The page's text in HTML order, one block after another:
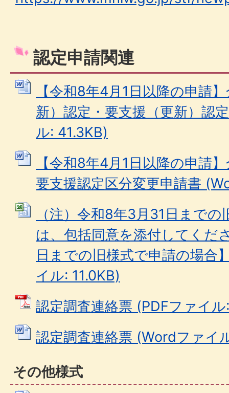
認定申請関連
【令和8年4月1日以降の申請
新）認定・要支援（更新）認
ル: 41.3KB)
【令和8年4月1日以降の申請
要支援認定区分変更申請書
（注）令和8年3月31日まで
は、包括同意を添付してくだ
日までの旧様式で申請の場合
イル: 11.0KB)
認定調査連絡票 (PDFファイ
認定調査連絡票 (Wordファイ
その他様式